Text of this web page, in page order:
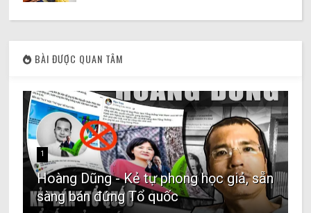
BÀI ĐƯỢC QUAN TÂM
1
Hoàng Dũng - Kẻ tự phong học giả, sẵn
sàng bán đứng Tổ quốc